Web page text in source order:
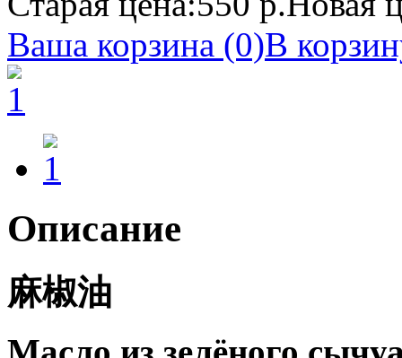
Ваша корзина (0)В
Описание
麻椒油